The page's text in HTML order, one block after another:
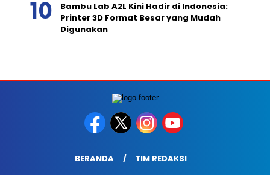
Bambu Lab A2L Kini Hadir di Indonesia:
Printer 3D Format Besar yang Mudah
Digunakan
BERANDA TIM REDAKSI